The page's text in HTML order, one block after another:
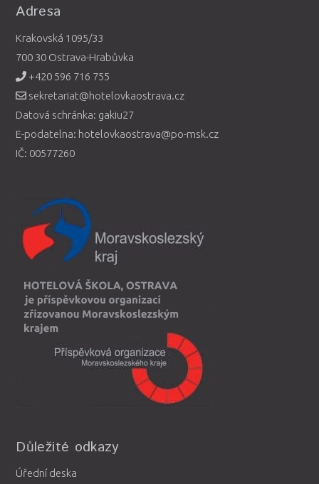
Adresa
Krakovská 1095/33
700 30 Ostrava-Hrabůvka
+420 596 716 755
sekretariat@hotelovkaostrava.cz
Datová schránka: gakiu27
E-podatelna: hotelovkaostrava@po-msk.cz
IČ: 00577260
Důležité odkazy
Úřední deska